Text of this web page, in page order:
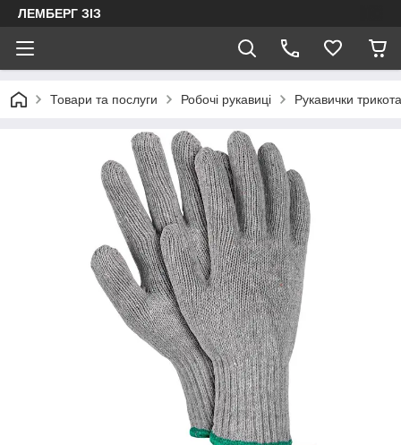
ЛЕМБЕРГ ЗІЗ
Товари та послуги Робочі рукавиці Рукавички